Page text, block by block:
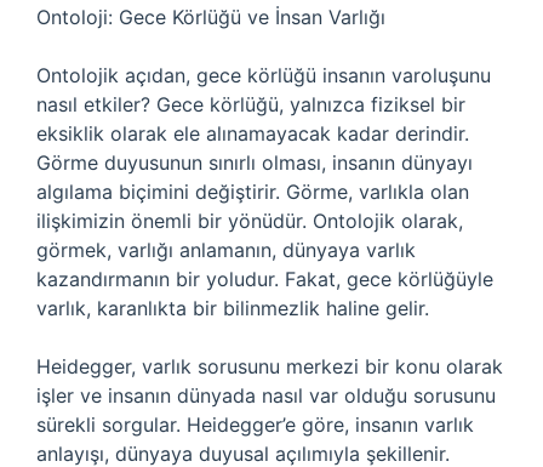
Ontoloji: Gece Körlüğü ve İnsan Varlığı
Ontolojik açıdan, gece körlüğü insanın varoluşunu
nasıl etkiler? Gece körlüğü, yalnızca fiziksel bir
eksiklik olarak ele alınamayacak kadar derindir.
Görme duyusunun sınırlı olması, insanın dünyayı
algılama biçimini değiştirir. Görme, varlıkla olan
ilişkimizin önemli bir yönüdür. Ontolojik olarak,
görmek, varlığı anlamanın, dünyaya varlık
kazandırmanın bir yoludur. Fakat, gece körlüğüyle
varlık, karanlıkta bir bilinmezlik haline gelir.
Heidegger, varlık sorusunu merkezi bir konu olarak
işler ve insanın dünyada nasıl var olduğu sorusunu
sürekli sorgular. Heidegger’e göre, insanın varlık
anlayışı, dünyaya duyusal açılımıyla şekillenir.